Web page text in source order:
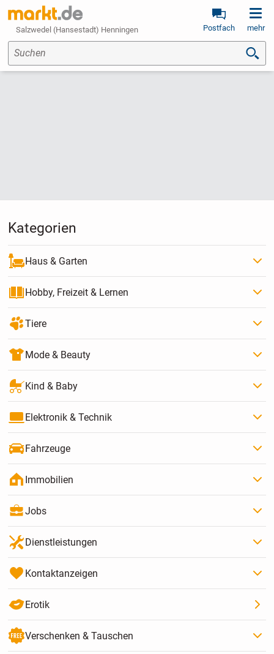
Salzwedel (Hansestadt) Henningen Postfach mehr
Suchen
Kategorien
Haus & Garten
Hobby, Freizeit & Lernen
Tiere
Mode & Beauty
Kind & Baby
Elektronik & Technik
Fahrzeuge
Immobilien
Jobs
Dienstleistungen
Kontaktanzeigen
Erotik
Verschenken & Tauschen